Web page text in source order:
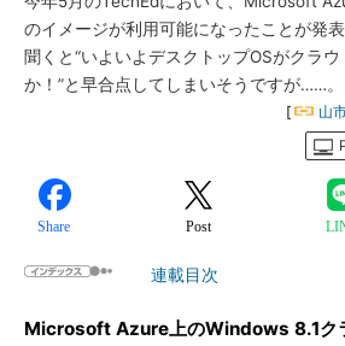
のイメージが利用可能になったことが発
聞くと“いよいよデスクトップOSがクラ
か！”と早合点してしまいそうですが……。
[ 山
Share Post
連載目次
Microsoft Azure上のWindows 8.1ク